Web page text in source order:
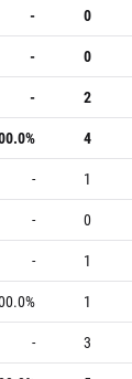
- 0
- 0
- 2
4
- 1
- 0
- 1
1
- 3